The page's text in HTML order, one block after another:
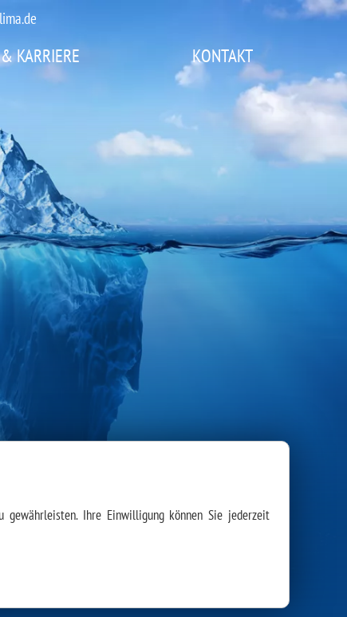
KARRIERE KONTAKT
IN TORGAU
Ihre Einwilligung können Sie jederzeit